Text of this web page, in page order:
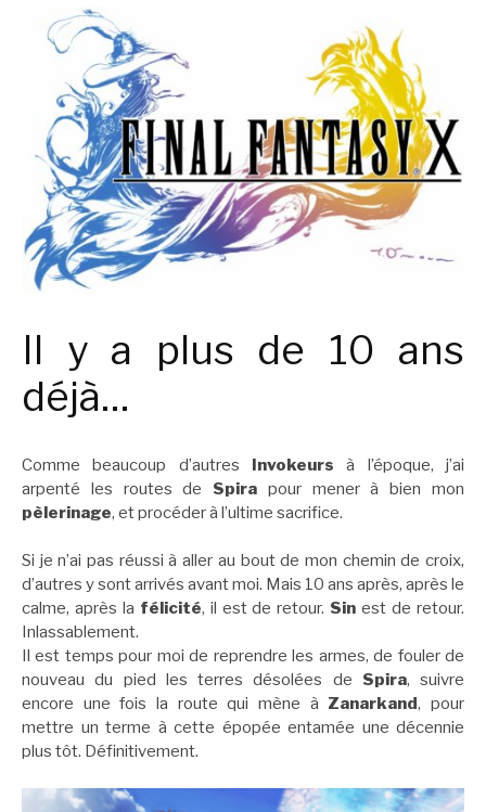
Il y a plus de 10 ans
déjà…
Comme beaucoup d’autres Invokeurs à l’époque, j’ai
arpenté les routes de Spira pour mener à bien mon
pèlerinage, et procéder à l’ultime sacrifice.
Si je n’ai pas réussi à aller au bout de mon chemin de croix,
d’autres y sont arrivés avant moi. Mais 10 ans après, après le
calme, après la félicité, il est de retour. Sin est de retour.
Inlassablement.
Il est temps pour moi de reprendre les armes, de fouler de
nouveau du pied les terres désolées de Spira, suivre
encore une fois la route qui mène à Zanarkand, pour
mettre un terme à cette épopée entamée une décennie
plus tôt. Définitivement.